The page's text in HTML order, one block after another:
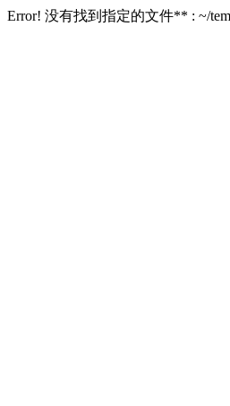
Error! 没有找到指定的文件** : ~/